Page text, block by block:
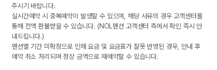
주시기 바랍니다.
실시간예약 시 중복예약이 발생할 수 있으며, 해당 사유의 경우 고객센터를
통해 전액 환불받을 수 있습니다. (NOL펜션 고객센터 측에서 확인 즉시 안
내드립니다.)
펜션별 기간 미확정으로 인해 요금 및 요금표가 잘못 반영된 경우, 안내 후
예약 취소 처리되며 정상 금액으로 재예약할 수 있습니다.